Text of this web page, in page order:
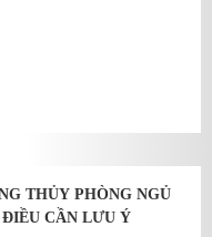
THỦY PHÒNG NGỦ
ĐIỀU CẦN LƯU Ý